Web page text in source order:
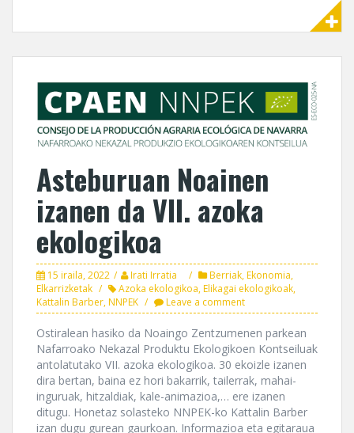
Asteburuan Noainen
izanen da VII. azoka
ekologikoa
15 iraila, 2022 Irati Irratia Berriak,Ekonomia,
Elkarrizketak
Azoka ekologikoa,Elikagai ekologikoak,
Kattalin Barber,NNPEK Leave a comment
Ostiralean hasiko da Noaingo Zentzumenen parkean
Nafarroako Nekazal Produktu Ekologikoen Kontseiluak
antolatutako VII. azoka ekologikoa. 30 ekoizle izanen
dira bertan, baina ez hori bakarrik, tailerrak, mahai-
inguruak, hitzaldiak, kale-animazioa,… ere izanen
ditugu. Honetaz solasteko NNPEK-ko Kattalin Barber
izan dugu gurean gaurkoan. Informazioa eta egitaraua